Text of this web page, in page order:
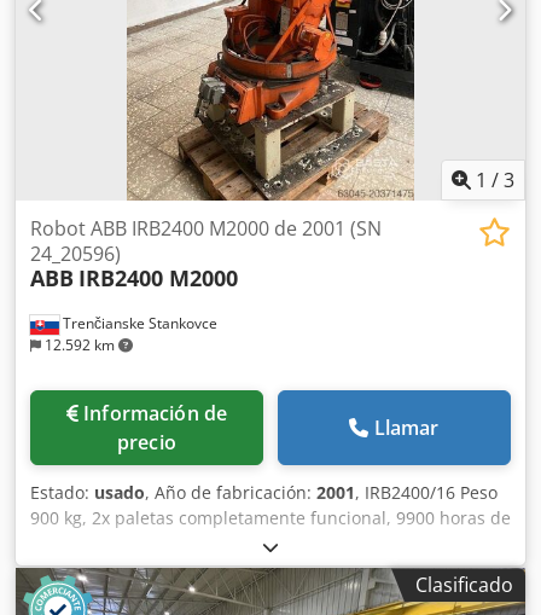
1 /3
Trenčianske Stankovce
12.592 km
Robot ABB IRB2400 M2000 de 2001 (SN
24_20596)
ABB IRB2400 M2000
Información de
precio
Llamar
Estado: usado, Año de fabricación: 2001, IRB2400/16 Peso
900 kg, 2x paletas completamente funcional, 9900 horas de
funcionamiento, cables, teachpendant, carga útil 16 kg,
alcance: 2,4 m Dcsdjxq Aaxjpfx Apbsk
Clasificado